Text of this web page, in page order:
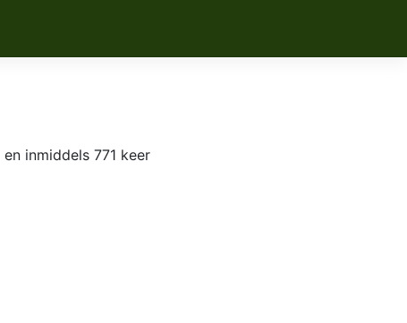
en inmiddels 771 keer